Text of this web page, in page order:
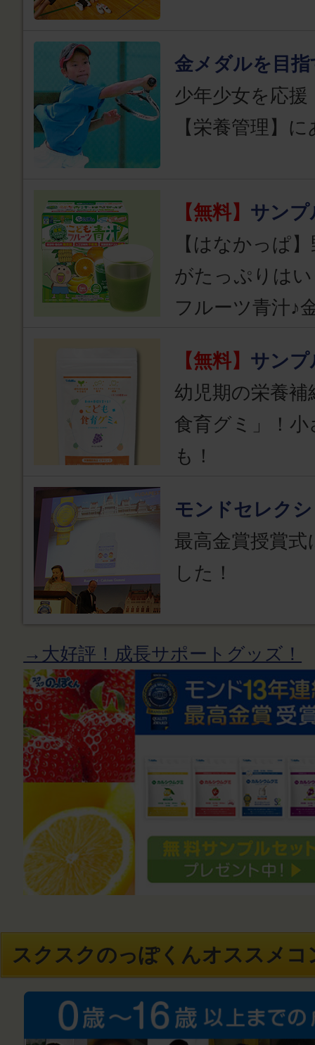
金メダルを目指
少年少女を応
【栄養管理】
【無料】 サンプ
【はなかっぱ
がたっぷりは
フルーツ青汁♪
【無料】 サンプ
幼児期の栄養
食育グミ」！
も！
モンドセレク
最高金賞授賞
した！
→大好評！成長サポートグッズ！
スクスクのっぽくんオススメコ